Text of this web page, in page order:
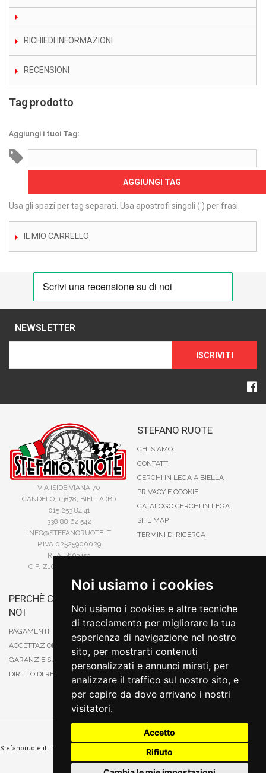
Noi usiamo i cookies
Noi usiamo i cookies e altre tecniche
di tracciamento per migliorare la tua
esperienza di navigazione nel nostro
sito, per mostrarti contenuti
personalizzati e annunci mirati, per
analizzare il traffico sul nostro sito, e
per capire da dove arrivano i nostri
visitatori.
Accetto
Rifiuto
RICHIEDI INFORMAZIONI
RECENSIONI
Tag prodotto
Aggiungi i tuoi Tag:
AGGIUNGI TAG
Usa gli spazi per tag separati. Usa apostrofi singoli (') per frasi.
IL MIO CARRELLO
NEWSLETTER
ISCRIVITI
VIA ISIDE VIANA 70
CANDELO, 13878, BIELLA (BI)
015 253 84 41
338 88 62 542
INFO@STEFANORUOTE.IT
P.IVA 02525900029
REA BI193453
C.F. ZJOSFN73H14A859X
STEFANO RUOTE
CHI SIAMO
CONTATTI
CERCHI IN LEGA A BIELLA
PRIVACY E COOKIE
CATALOGO CERCHI IN LEGA
SITE MAP
TERMINI DI RICERCA
PERCHÈ COMPRARE DA
NOI
PAGAMENTI
ACCETTAZIONE DEGLI ORDINI
GARANZIE SUI PRODOTTI
DIRITTO DI RECESSO
CARTA DI CREDITO
PAYPAL
CONTRASSEGNO
POSTEPAY
Stefanoruote.it. Tutti i diritti riservati. E' vietata la riproduzione anche parziali. Prezzi e
promozioni validi salvo errori o omissioni